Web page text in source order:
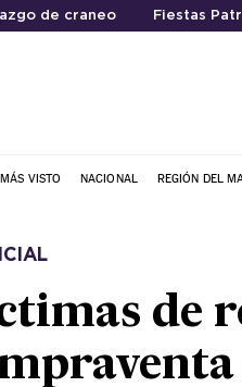
de craneo Fiestas
VISTO NACIONAL REGIÓN DEL
de